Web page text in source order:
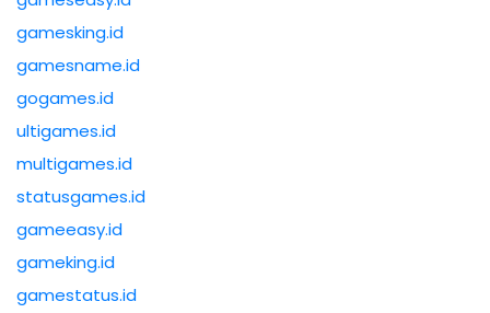
gamesking.id
gamesname.id
gogames.id
ultigames.id
multigames.id
statusgames.id
gameeasy.id
gameking.id
gamestatus.id